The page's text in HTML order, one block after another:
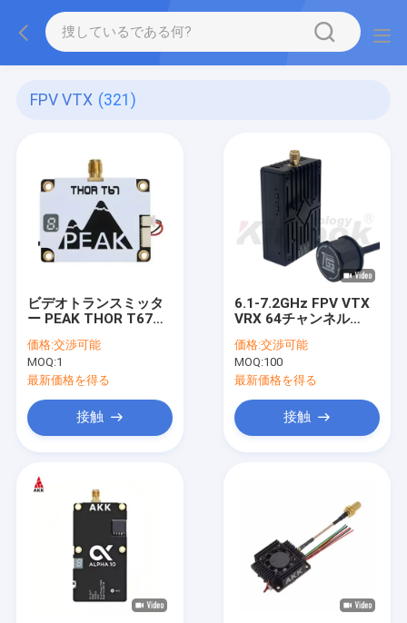
FPV VTX (321)
ビデオトランスミッタ
ー PEAK THOR T67
ンネル 6-7G FPV VTX
価格:交渉可能
MOQ:1
最新価格を得る
接触
6.1-7.2GHz FPV VTX
VRX 64チャンネル
ーンビデオ送信機と受
信機
価格:交渉可能
MOQ:100
最新価格を得る
接触